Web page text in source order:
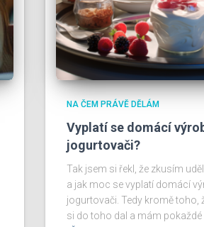
NA ČEM PRÁVĚ DĚLÁM
Vyplatí se domácí
jogurtovači?
Tak jsem si řekl, že zkusím
a jak moc se vyplatí domácí
jogurtovači. Tedy kromě toho,
si do toho dal a mám pokaždé